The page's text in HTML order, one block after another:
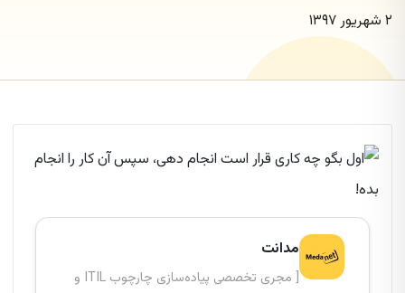
۲ شهریور ۱۳۹۷
مدانت
[ مجری تخصصی پیاده‌سازی چارچوب ITIL و